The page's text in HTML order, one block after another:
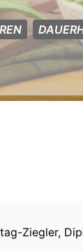
Ziegler,